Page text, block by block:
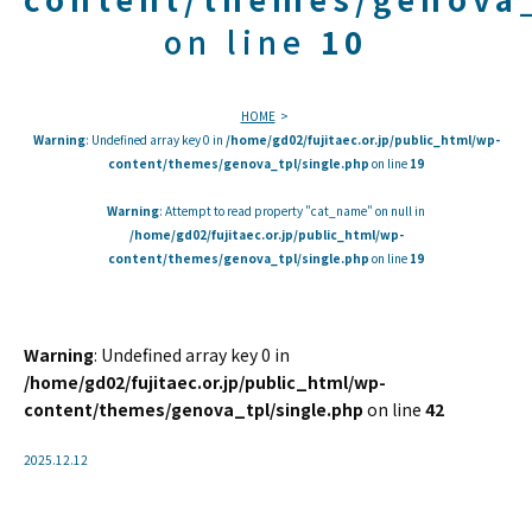
on line 10
HOME
Warning: Undefined array key 0 in /home/gd02/fujitaec.or.jp/public_html/wp-
content/themes/genova_tpl/single.php on line 19
Warning: Attempt to read property "cat_name" on null in
/home/gd02/fujitaec.or.jp/public_html/wp-
content/themes/genova_tpl/single.php on line 19
Warning: Undefined array key 0 in
/home/gd02/fujitaec.or.jp/public_html/wp-
content/themes/genova_tpl/single.php on line 42
2025.12.12